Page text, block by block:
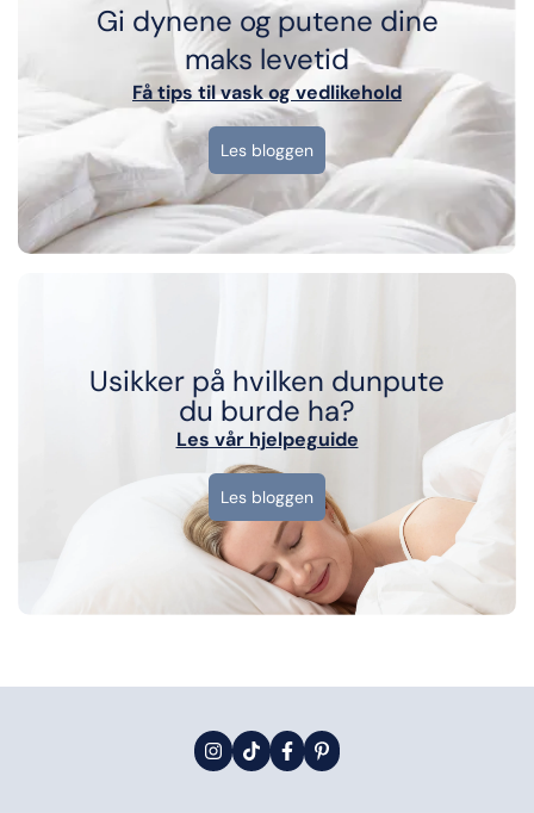
Gi dynene og putene dine
maks levetid
Få tips til vask og vedlikehold
Les bloggen
Usikker på hvilken dunpute
du burde ha?
Les vår hjelpeguide
Les bloggen